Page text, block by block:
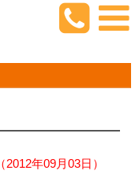
（2012年09月03日）